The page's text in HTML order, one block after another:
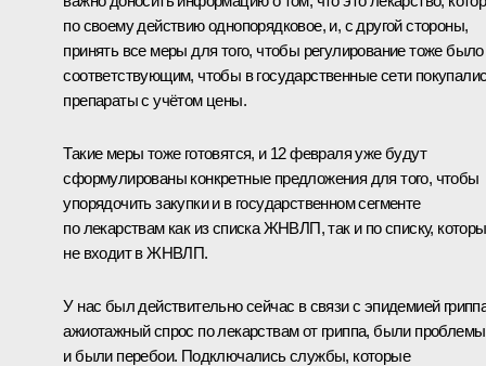
по своему действию однопорядковое, и, с другой стороны,
принять все меры для того, чтобы регулирование тоже было
соответствующим, чтобы в государственные сети
препараты с учётом цены.
Такие меры тоже готовятся, и 12 февраля уже будут
сформулированы конкретные предложения для того, чтобы
упорядочить закупки и в государственном сегменте
по лекарствам как из списка ЖНВЛП, так и по списку,
не входит в ЖНВЛП.
У нас был действительно сейчас в связи с эпидемией
ажиотажный спрос по лекарствам от гриппа, были проблемы
и были перебои. Подключались службы, которые